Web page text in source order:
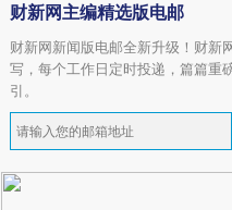
财新网主编精选版电邮
财新网新闻版电邮全新升级！财新
写，每个工作日定时投递，篇篇重
引。